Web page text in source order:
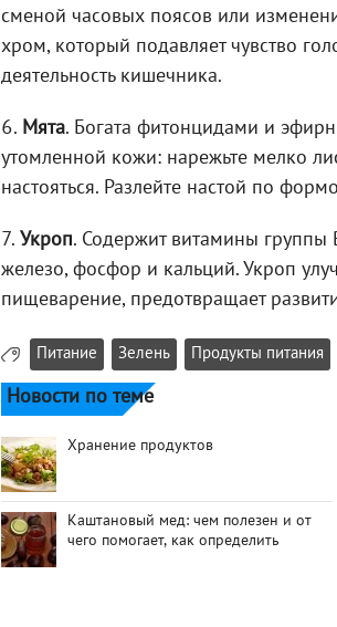
сменой часовых поясов или
хром, который подавляет чувство
деятельность кишечника.
6. Мята. Богата фитонцидами и
утомленной кожи: нарежьте мелко
настояться. Разлейте настой по
7. Укроп. Содержит витамины группы
железо, фосфор и кальций. Укроп
пищеварение, предотвращает
Питание Зелень Продукты питания
Новости по теме
Хранение продуктов
Каштановый мед: чем полезен и от
чего помогает, как определить